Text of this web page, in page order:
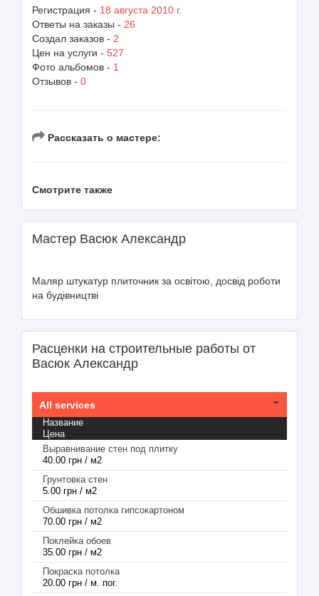
Регистрация - 18 августа 2010 г.
Ответы на заказы - 26
Создал заказов - 2
Цен на услуги - 527
Фото альбомов - 1
Отзывов - 0
Рассказать о мастере:
Смотрите также
Мастер Васюк Александр
Маляр штукатур плиточник за освітою, досвід роботи
на будівництві
Расценки на строительные работы от
Васюк Александр
All services
Название
Цена
Выравнивание стен под плитку
40.00 грн / м2
Грунтовка стен
5.00 грн / м2
Обшивка потолка гипсокартоном
70.00 грн / м2
Поклейка обоев
35.00 грн / м2
Покраска потолка
20.00 грн / м. пог.